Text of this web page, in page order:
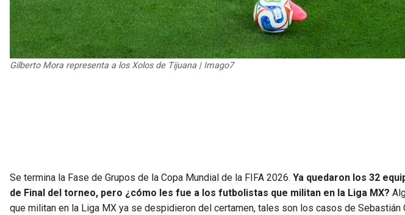
Gilberto Mora representa a los Xolos de Tijuana | Imago7
Se termina la Fase de Grupos de la Copa Mundial de la FIFA 2026. Ya quedaron los 32
de Final del torneo, pero ¿cómo les fue a los futbolistas que militan en la Liga MX?
que militan en la Liga MX ya se despidieron del certamen, tales son los casos de Sebastián